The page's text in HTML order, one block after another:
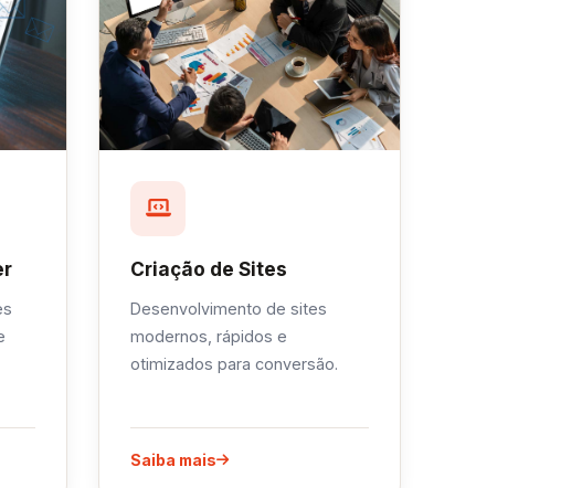
Criação de Sites
Desenvolvimento de sites
modernos, rápidos e
otimizados para conversão.
Saiba mais